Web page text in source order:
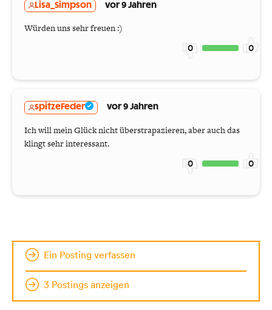
Lisa_Simpson vor 9 Jahren
Würden uns sehr freuen :)
0 0
spitzeFeder vor 9 Jahren
Ich will mein Glück nicht überstrapazieren, aber auch das
klingt sehr interessant.
0 0
Ein Posting verfassen
3 Postings anzeigen